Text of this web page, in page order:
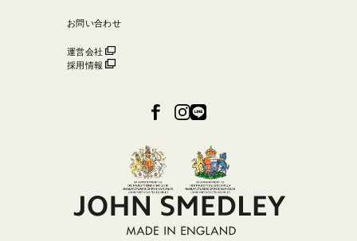
お問い合わせ
運営会社
採用情報